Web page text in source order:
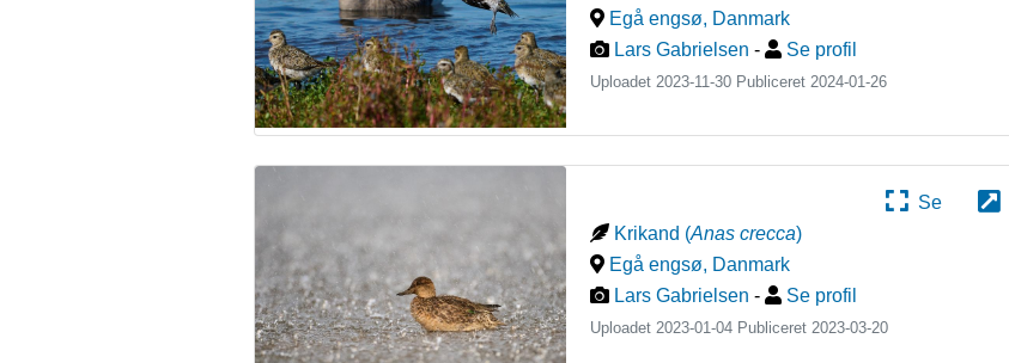
Egå engsø, Danmark
Lars Gabrielsen - Se profil
Uploadet 2023-11-30 Publiceret2024-01-26
Se
Krikand (Anas crecca)
Egå engsø, Danmark
Lars Gabrielsen - Se profil
Uploadet 2023-01-04 Publiceret2023-03-20